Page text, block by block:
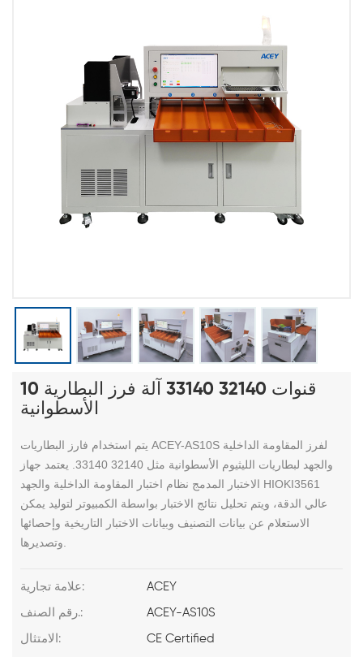
10 قنوات 32140 33140 آلة فرز البطارية
الأسطوانية
يتم استخدام فارز البطاريات ACEY-AS10S لفرز المقاومة الداخلية
والجهد لبطاريات الليثيوم الأسطوانية مثل 32140 33140. يعتمد جهاز
الاختبار المدمج نظام اختبار المقاومة الداخلية والجهد HIOKI3561
عالي الدقة، ويتم تحليل نتائج الاختبار بواسطة الكمبيوتر لتوليد يمكن
الاستعلام عن بيانات التصنيف وبيانات الاختبار التاريخية وإحصائها
علامة تجارية: ACEY
رقم الصنف.: ACEY-AS10S
الامتثال: CE Certified